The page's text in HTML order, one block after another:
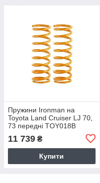
Пружини Ironman на
Toyota Land Cruiser LJ 70,
73 передні TOY018B
11 739 ₴
Купити